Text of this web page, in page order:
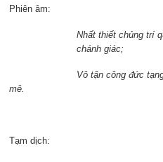
Phiên âm:
Nhất thiết chủng trí
chánh giác;
Vô tận công đức tạng, xiển
mê.
Tạm dịch: